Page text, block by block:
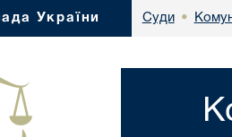
України Суди •